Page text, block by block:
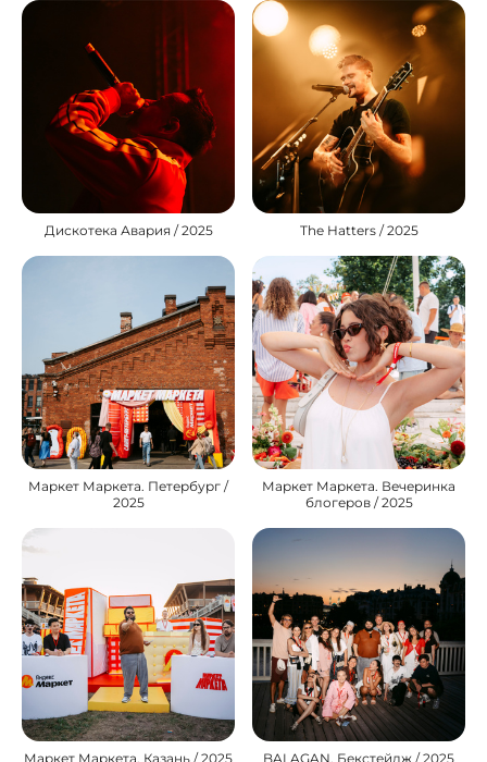
Дискотека Авария / 2025 The Hatters / 2025
Маркет Маркета. Петербург /
2025
Маркет Маркета. Вечеринка
блогеров / 2025
Маркет Маркета. Казань / 2025 BALAGAN. Бекстейдж / 2025